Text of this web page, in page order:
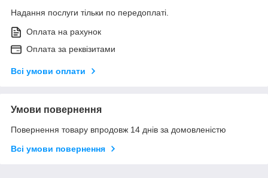
Надання послуги тільки по передоплаті.
Оплата на рахунок
Оплата за реквізитами
Всі умови оплати
Умови повернення
Повернення товару впродовж 14 днів за домовленістю
Всі умови повернення